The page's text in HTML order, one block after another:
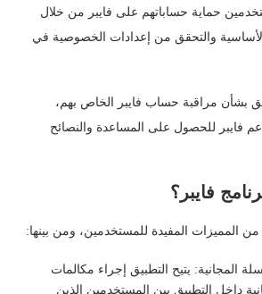
حماية حساباتهم على فايبر من خلال
الأساسية والتحقق من إعدادات الخصوصية في
بشأن مراقبة حساب فايبر الخاص بهم،
فايبر للحصول على المساعدة والنصائح
فايبر؟
من المميزات المفيدة للمستخدمين، ومن بينها:
المجانية: يتيح التطبيق إجراء مكالمات
داخل التطبيق بين المستخدمين الذين